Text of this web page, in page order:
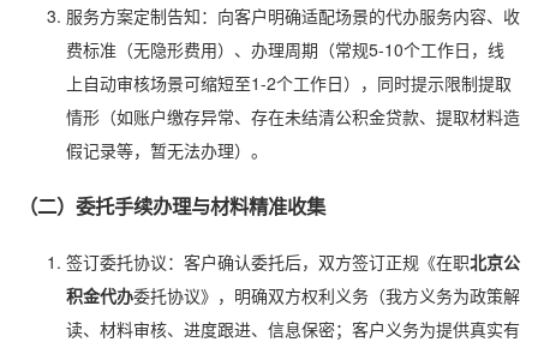
服务方案定制告知：向客户明确适配场景的代办服务内容、收
费标准（无隐形费用）、办理周期（常规5-10个工作日，线
上自动审核场景可缩短至1-2个工作日），同时提示限制提取
情形（如账户缴存异常、存在未结清公积金贷款、提取材料造
假记录等，暂无法办理）。
（二）委托手续办理与材料精准收集
签订委托协议：客户确认委托后，双方签订正规《在职北京公
积金代办委托协议》，明确双方权利义务（我方义务为政策解
读、材料审核、进度跟进、信息保密；客户义务为提供真实有